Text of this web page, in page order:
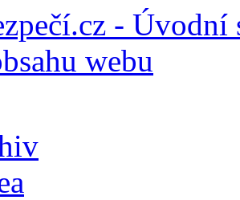
- Úvodní
webu